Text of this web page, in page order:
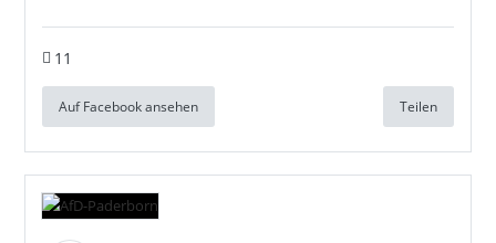
11
Auf Facebook ansehen Teilen